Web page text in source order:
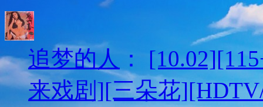
追梦的人 ：
来戏剧][三朵花